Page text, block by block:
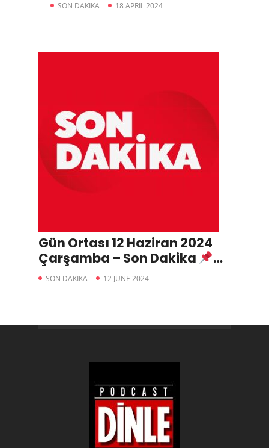
SON DAKIKA 18 APRIL 2024
Gün Ortası 12 Haziran 2024
Çarşamba – Son Dakika
Erdoğan-Özel Görüşmesinin
SON DAKIKA 12 JUNE 2024